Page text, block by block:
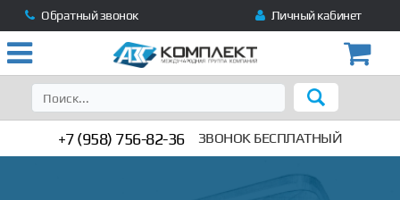
Обратный звонок Личный кабинет
+7 (958) 756-82-36 ЗВОНОК БЕСПЛАТНЫЙ